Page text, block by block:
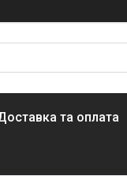
та оплата